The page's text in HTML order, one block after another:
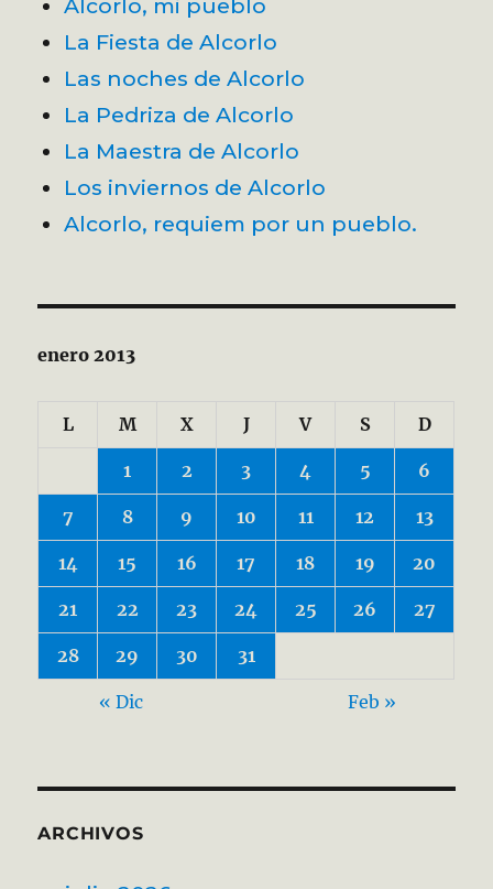
Alcorlo, mi pueblo
La Fiesta de Alcorlo
Las noches de Alcorlo
La Pedriza de Alcorlo
La Maestra de Alcorlo
Los inviernos de Alcorlo
Alcorlo, requiem por un pueblo.
enero 2013
L M X J V S D
1 2 3 4 5 6
7 8 9 10 11 12 13
14 15 16 17 18 19 20
21 22 23 24 25 26 27
28 29 30 31
« Dic Feb »
ARCHIVOS